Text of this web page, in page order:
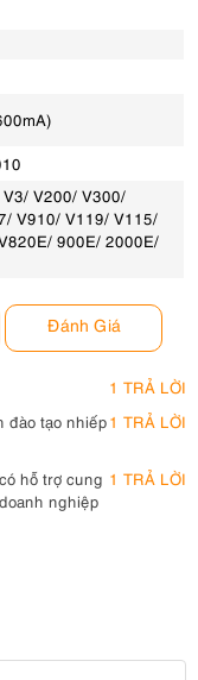
V200/ V300/
V910/ V119/ V115/
900E/ 2000E/
Đánh Giá
1 TRẢ LỜI
đào tạo nhiếp1 TRẢ LỜI
hỗ trợ cung
nghiệp
1 TRẢ LỜI